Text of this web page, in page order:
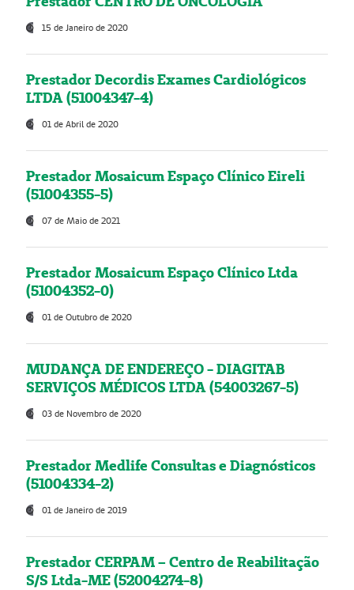
15 de Janeiro de 2020
Prestador Decordis Exames Cardiológicos
LTDA (51004347-4)
01 de Abril de 2020
Prestador Mosaicum Espaço Clínico Eireli
(51004355-5)
07 de Maio de 2021
Prestador Mosaicum Espaço Clínico Ltda
(51004352-0)
01 de Outubro de 2020
MUDANÇA DE ENDEREÇO - DIAGITAB
SERVIÇOS MÉDICOS LTDA (54003267-5)
03 de Novembro de 2020
Prestador Medlife Consultas e Diagnósticos
(51004334-2)
01 de Janeiro de 2019
Prestador CERPAM – Centro de Reabilitação
S/S Ltda-ME (52004274-8)